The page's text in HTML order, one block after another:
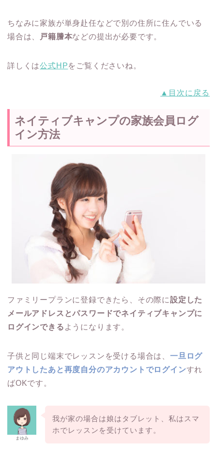
ちなみに家族が単身赴任などで別の住所に住んでいる
場合は、
戸籍謄本などの提出が必要です。
詳しくは公式HPをご覧くださいね。
▲目次に戻る
ネイティブキャンプの家族会員ログ
イン方法
ファミリープランに登録できたら、その際に設定した
メールアドレスとパスワードでネイティブキャンプに
ログインできる ようになります。
子供と同じ端末でレッスンを受ける場合は、 一旦ログ
アウトしたあと再度自分のアカウントでログインすれ
ばOKです。
まゆみ
我が家の場合は娘はタブレット、私はスマ
ホでレッスンを受けています。